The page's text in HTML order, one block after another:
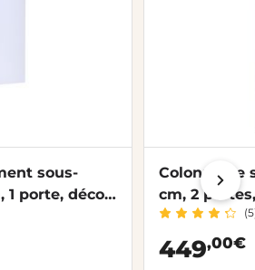
sous-
1 porte, décor
Colonne de
cm, 2
FORMEO
449,00€